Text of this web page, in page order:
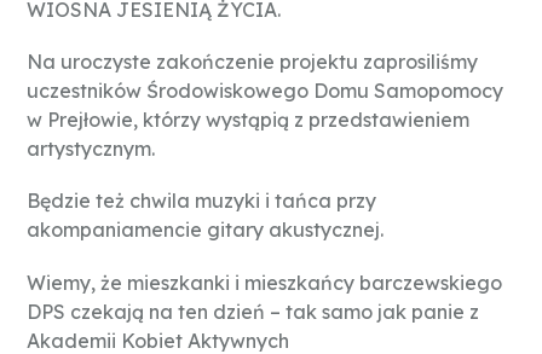
WIOSNA JESIENIĄ ŻYCIA.
Na uroczyste zakończenie projektu zaprosiliśmy
uczestników Środowiskowego Domu Samopomocy
w Prejłowie, którzy wystąpią z przedstawieniem
artystycznym.
Będzie też chwila muzyki i tańca przy
akompaniamencie gitary akustycznej.
Wiemy, że mieszkanki i mieszkańcy barczewskiego
DPS czekają na ten dzień – tak samo jak panie z
Akademii Kobiet Aktywnych